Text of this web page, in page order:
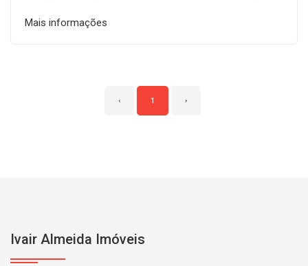
Mais informações
‹ 1 ›
Ivair Almeida Imóveis